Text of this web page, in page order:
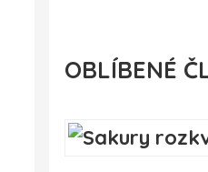
OBLÍBENÉ